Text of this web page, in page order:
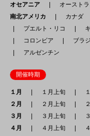
オセアニア
オースト
南北アメリカ
カナダ
プエルト・リコ
コロンビア
ブラ
アルゼンチン
開催時期
１月 １月上旬
２月
２月上旬
３月
３月上旬
４月
４月上旬